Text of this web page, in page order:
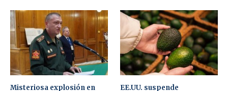
Misteriosa explosión en
EE.UU. suspende